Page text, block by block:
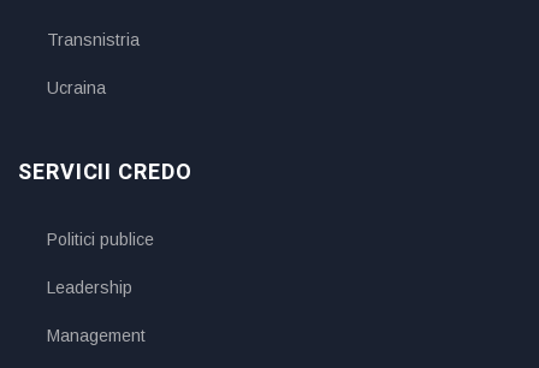
Transnistria
Ucraina
SERVICII CREDO
Politici publice
Leadership
Management